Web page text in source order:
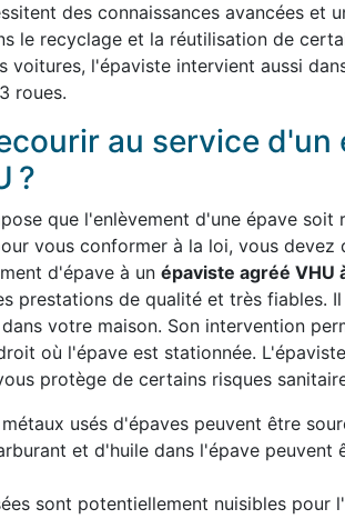
des connaissances avancées et
le recyclage et la réutilisation de
voitures, l'épaviste intervient aussi
roues.
au service d'un
?
que l'enlèvement d'une épave
vous conformer à la loi, vous
d'épave à un épaviste agréé VHU
prestations de qualité et très fiables.
votre maison. Son intervention
où l'épave est stationnée.
protège de certains risques
usés d'épaves peuvent être
et d'huile dans l'épave
sont potentiellement nuisibles pour